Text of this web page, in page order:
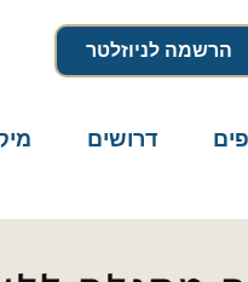
לניוזלטר
דרושים מיקום